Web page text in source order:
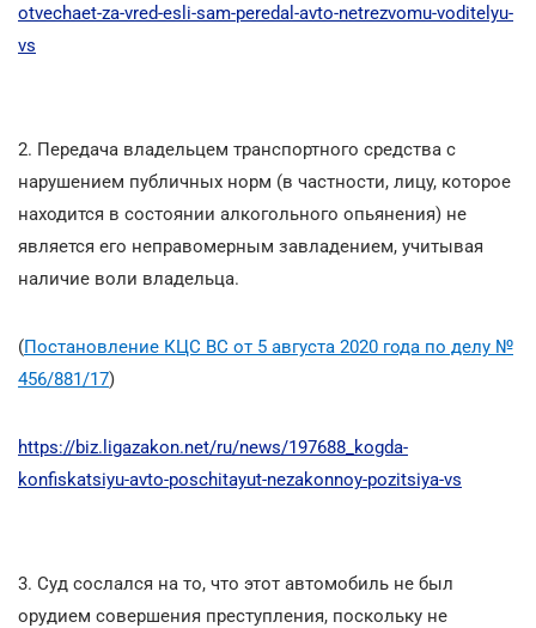
otvechaet-za-vred-esli-sam-peredal-avto-netrezvomu-voditelyu-
vs
2. Передача владельцем транспортного средства с
нарушением публичных норм (в частности, лицу, которое
находится в состоянии алкогольного опьянения) не
является его неправомерным завладением, учитывая
наличие воли владельца.
(Постановление КЦС ВС от 5 августа 2020 года по делу №
456/881/17)
https://biz.ligazakon.net/ru/news/197688_kogda-
konfiskatsiyu-avto-poschitayut-nezakonnoy-pozitsiya-vs
3. Суд сослался на то, что этот автомобиль не был
орудием совершения преступления, поскольку не